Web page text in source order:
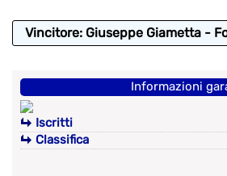
Vincitore: Giuseppe Giametta -
Informazioni
Iscritti
Classifica